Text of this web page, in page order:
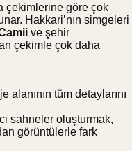
çekimlerine göre çok
Hakkari’nın simgeleri
ve şehir
çekimle çok daha
alanının tüm detaylarını
sahneler oluşturmak,
görüntülerle fark